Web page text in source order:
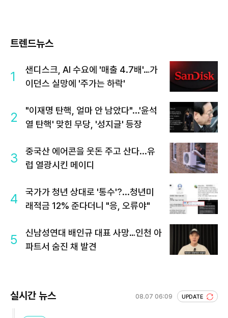
트렌드뉴스
1
샌디스크, AI 수요에 '매출 4.7배'…가
이던스 실망에 '주가는 하락'
2
"이재명 탄핵, 얼마 안 남았다"...'윤석
열 탄핵' 맞힌 무당, '성지글' 등장
3
중국산 에어콘을 웃돈 주고 산다...유
럽 열광시킨 메이디
4
국가가 청년 상대로 '통수'?...청년미
래적금 12% 준다더니 "응, 오류야"
5
신남성연대 배인규 대표 사망…인천 아
파트서 숨진 채 발견
실시간 뉴스 08.07 06:09 UPDATE